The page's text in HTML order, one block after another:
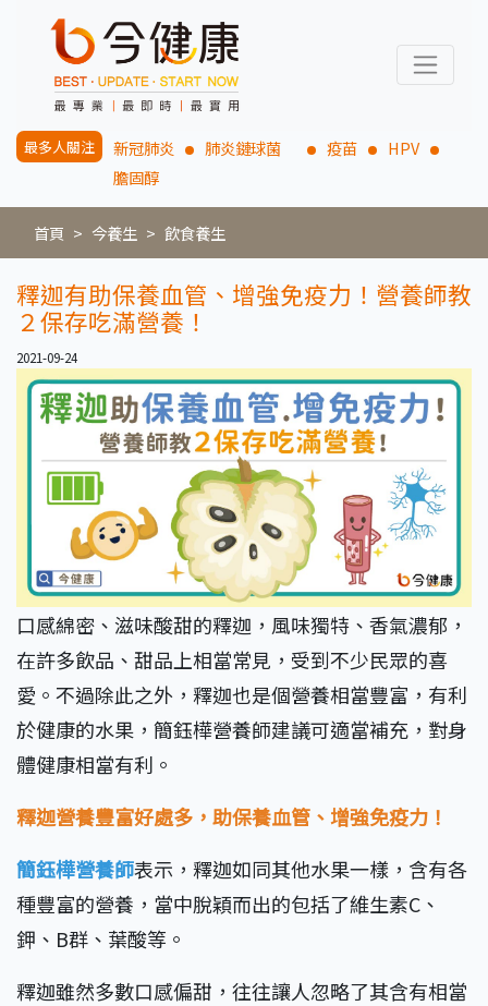
最多人關注 新冠肺炎 肺炎鏈球菌 疫苗
HPV
膽固醇
首頁 今養生 飲食養生
釋迦有助保養血管、增強免疫力！營養師教
２保存吃滿營養！
2021-09-24
口感綿密、滋味酸甜的釋迦，風味獨特、香氣濃郁，
在許多飲品、甜品上相當常見，受到不少民眾的喜
愛。不過除此之外，釋迦也是個營養相當豐富，有利
於健康的水果，簡鈺樺營養師建議可適當補充，對身
體健康相當有利。
釋迦營養豐富好處多，助保養血管、增強免疫力！
簡鈺樺營養師表示，釋迦如同其他水果一樣，含有各
種豐富的營養，當中脫穎而出的包括了維生素C、
鉀、B群、葉酸等。
釋迦雖然多數口感偏甜，往往讓人忽略了其含有相當